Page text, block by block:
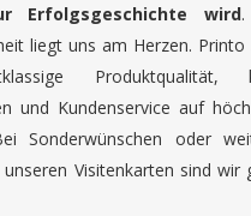
Erfolgsgeschichte wird.
liegt uns am Herzen.
Produktqualität,
und Kundenservice auf
Sonderwünschen oder
unseren Visitenkarten sind wir